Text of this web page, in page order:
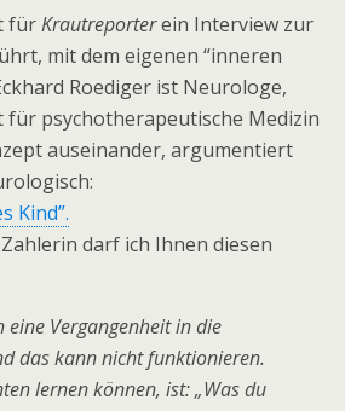
fürKrautreporterein Interview zur
mit dem eigenen “inneren
Roediger ist Neurologe,
für psychotherapeutische Medizin
auseinander, argumentiert
Kind”.
darf ich Ihnen diesen
eine Vergangenheit in die
das kann nicht funktionieren.
lernen können, ist: „Was du